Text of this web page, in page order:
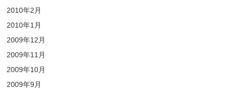
2010年2月
2010年1月
2009年12月
2009年11月
2009年10月
2009年9月